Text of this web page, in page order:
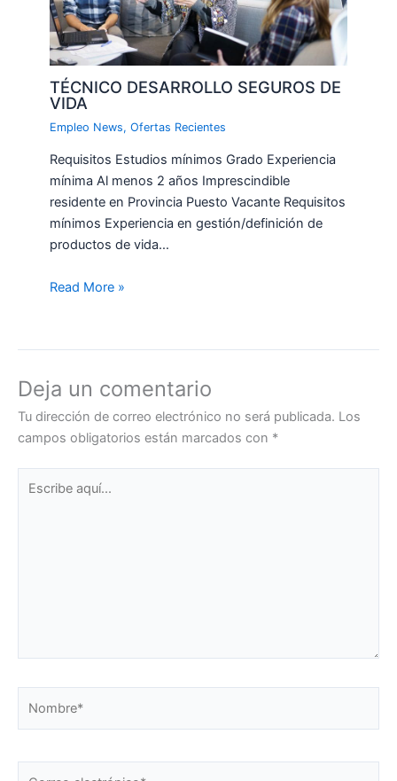
TÉCNICO DESARROLLO SEGUROS DE
VIDA
Empleo News,Ofertas Recientes
Requisitos Estudios mínimos Grado Experiencia
mínima Al menos 2 años Imprescindible
residente en Provincia Puesto Vacante Requisitos
mínimos Experiencia en gestión/definición de
productos de vida…
Read More »
Deja un comentario
Tu dirección de correo electrónico no será publicada. Los
campos obligatorios están marcados con *